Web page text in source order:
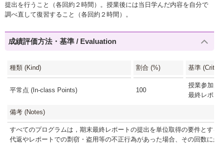
提出を行うこと（各回約２時間）。授業後には当日学んだ内容を自分で
調べ直して復習すること（各回約２時間）。
成績評価方法・基準 / Evaluation
種類 (Kind) 割合 (%) 基準
平常点 (In-class Points) 100
授業参加
最終レポ
備考 (Notes)
すべてのプログラムは，期末最終レポートの提出を単位取得の要件とす
代返やレポートでの剽窃・盗用等の不正行為があった場合、その回数